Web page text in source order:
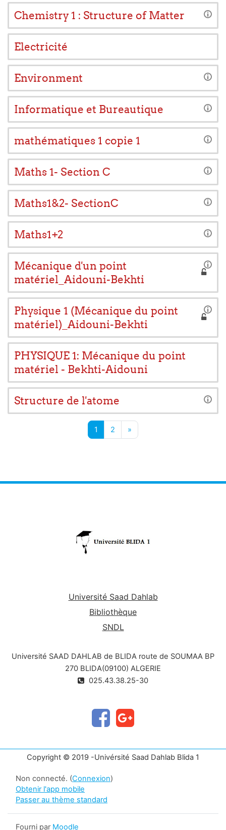
Chemistry 1 : Structure of Matter
Electricité
Environment
Informatique et Bureautique
mathématiques 1 copie 1
Maths 1- Section C
Maths1&2- SectionC
Maths1+2
Mécanique d'un point
matériel_Aidouni-Bekhti
Physique 1 (Mécanique du point
matériel)_Aidouni-Bekhti
PHYSIQUE 1: Mécanique du point
matériel - Bekhti-Aidouni
Structure de l'atome
1 Page 1
2 Page 2
»
Université Saad Dahlab
Bibliothèque
SNDL
Université SAAD DAHLAB de BLIDA route de SOUMAA BP
270 BLIDA(09100) ALGERIE
025.43.38.25-30
Copyright © 2019 -Univérsité Saad Dahlab Blida 1
Non connecté. (Connexion)
Obtenir l'app mobile
Passer au thème standard
Fourni par Moodle